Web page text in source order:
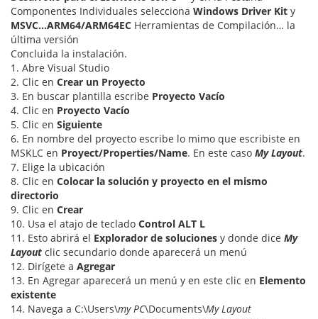
Componentes Individuales selecciona Windows Driver Kit y
MSVC…ARM64/ARM64EC Herramientas de Compilación… la
última versión
Concluida la instalación.
1. Abre Visual Studio
2. Clic en Crear un Proyecto
3. En buscar plantilla escribe Proyecto Vacío
4. Clic en Proyecto Vacío
5. Clic en Siguiente
6. En nombre del proyecto escribe lo mimo que escribiste en
MSKLC en Proyect/Properties/Name. En este caso My Layout.
7. Elige la ubicación
8. Clic en Colocar la solución y proyecto en el mismo
directorio
9. Clic en Crear
10. Usa el atajo de teclado Control ALT L
11. Esto abrirá el Explorador de soluciones y donde dice My
Layout clic secundario donde aparecerá un menú
12. Dirígete a Agregar
13. En Agregar aparecerá un menú y en este clic en Elemento
existente
14. Navega a C:\Users\my PC\Documents\My Layout